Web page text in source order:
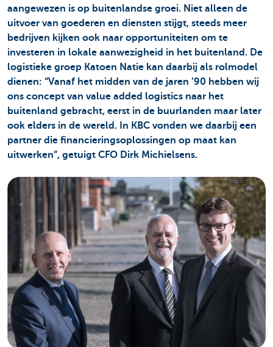
aangewezen is op buitenlandse groei. Niet alleen de
uitvoer van goederen en diensten stijgt, steeds meer
bedrijven kijken ook naar opportuniteiten om te
investeren in lokale aanwezigheid in het buitenland. De
logistieke groep Katoen Natie kan daarbij als rolmodel
dienen: “Vanaf het midden van de jaren ’90 hebben wij
ons concept van value added logistics naar het
buitenland gebracht, eerst in de buurlanden maar later
ook elders in de wereld. In KBC vonden we daarbij een
partner die financieringsoplossingen op maat kan
uitwerken”, getuigt CFO Dirk Michielsens.